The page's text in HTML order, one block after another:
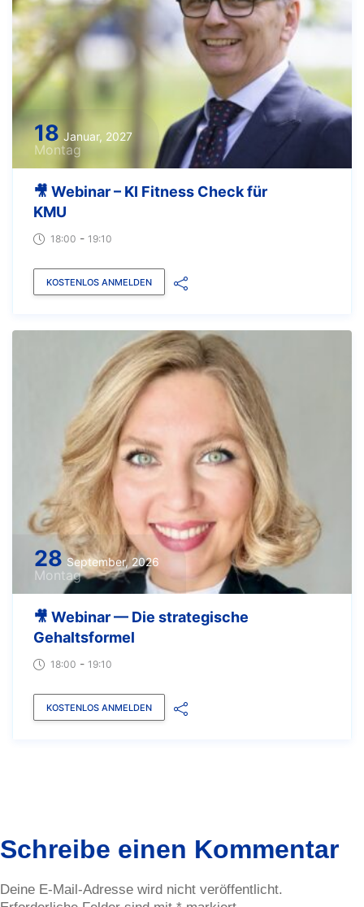
18 Januar, 2027
Montag
🎥 Webinar – KI Fitness Check für
KMU
18:00 - 19:10
KOSTENLOS ANMELDEN
28 September, 2026
Montag
🎥 Webinar — Die strategische
Gehaltsformel
18:00 - 19:10
KOSTENLOS ANMELDEN
Schreibe einen Kommentar
Deine E-Mail-Adresse wird nicht veröffentlicht.